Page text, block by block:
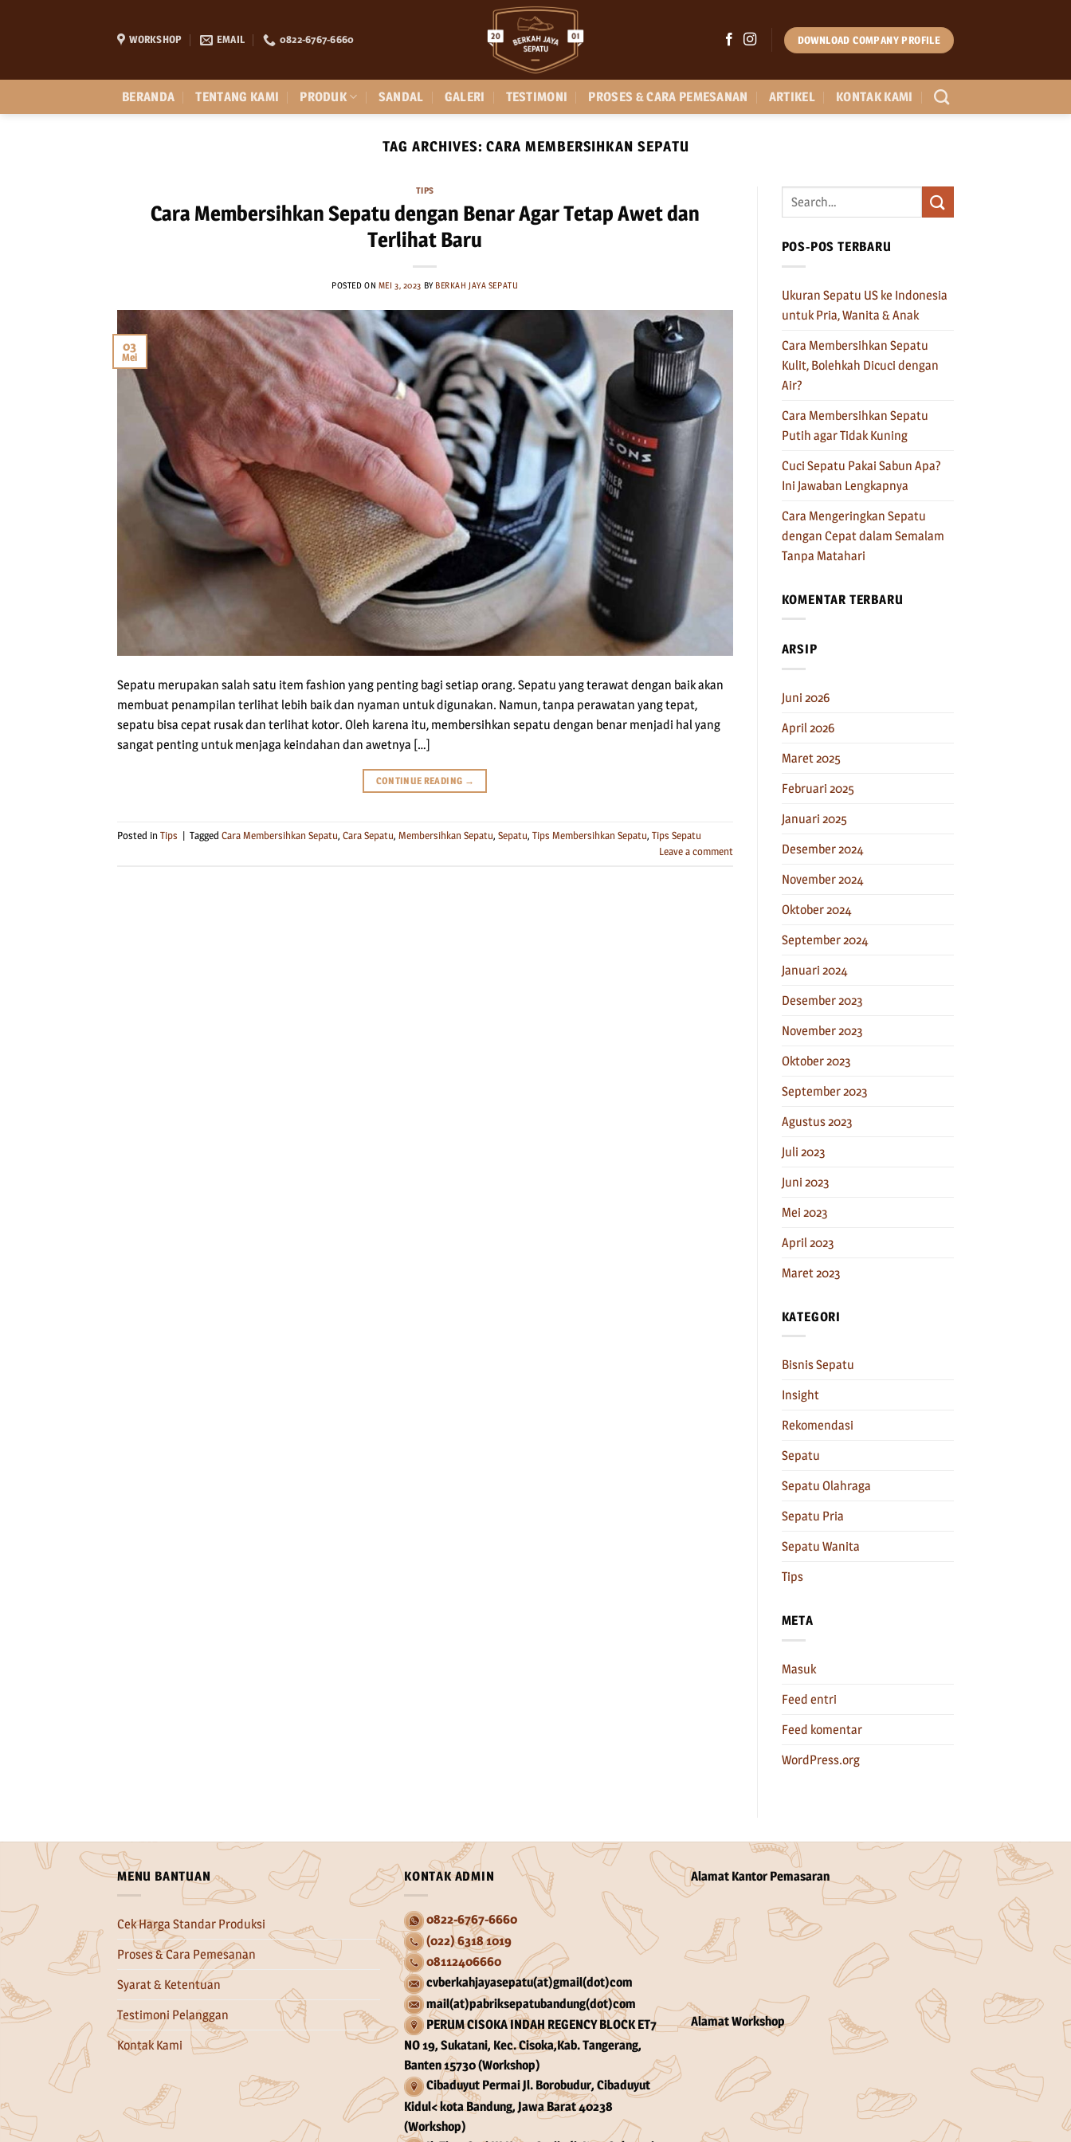
WORKSHOP EMAIL 0822-6767-6660 DOWNLOAD COMPANY PROFILE
BERANDA TENTANG KAMI PRODUK SANDAL GALERI TESTIMONI PROSES & CARA PEMESANAN ARTIKEL KONTAK KAMI
TAG ARCHIVES:CARA MEMBERSIHKAN SEPATU
TIPS
Cara Membersihkan Sepatu dengan Benar Agar Tetap Awet dan
Terlihat Baru
POSTED ON MEI 3, 2023 BY BERKAH JAYA SEPATU
03
Mei
Sepatu merupakan salah satu item fashion yang penting bagi setiap orang. Sepatu yang terawat dengan baik akan
membuat penampilan terlihat lebih baik dan nyaman untuk digunakan. Namun, tanpa perawatan yang tepat,
sepatu bisa cepat rusak dan terlihat kotor. Oleh karena itu, membersihkan sepatu dengan benar menjadi hal yang
sangat penting untuk menjaga keindahan dan awetnya […]
CONTINUE READING →
Posted in Tips | Tagged Cara Membersihkan Sepatu, Cara Sepatu, Membersihkan Sepatu, Sepatu, Tips Membersihkan Sepatu, Tips Sepatu
Leave a comment
POS-POS TERBARU
Ukuran Sepatu US ke Indonesia
untuk Pria, Wanita & Anak
Cara Membersihkan Sepatu
Kulit, Bolehkah Dicuci dengan
Air?
Cara Membersihkan Sepatu
Putih agar Tidak Kuning
Cuci Sepatu Pakai Sabun Apa?
Ini Jawaban Lengkapnya
Cara Mengeringkan Sepatu
dengan Cepat dalam Semalam
Tanpa Matahari
KOMENTAR TERBARU
ARSIP
Juni 2026
April 2026
Maret 2025
Februari 2025
Januari 2025
Desember 2024
November 2024
Oktober 2024
September 2024
Januari 2024
Desember 2023
November 2023
Oktober 2023
September 2023
Agustus 2023
Juli 2023
Juni 2023
Mei 2023
April 2023
Maret 2023
KATEGORI
Bisnis Sepatu
Insight
Rekomendasi
Sepatu
Sepatu Olahraga
Sepatu Pria
Sepatu Wanita
Tips
META
Masuk
Feed entri
Feed komentar
WordPress.org
MENU BANTUAN
Cek Harga Standar Produksi
Proses & Cara Pemesanan
Syarat & Ketentuan
Testimoni Pelanggan
Kontak Kami
KONTAK ADMIN
0822-6767-6660
(022) 6318 1019
08112406660
cvberkahjayasepatu(at)gmail(dot)com
mail(at)pabriksepatubandung(dot)com
PERUM CISOKA INDAH REGENCY BLOCK ET7
NO 19, Sukatani, Kec. Cisoka,Kab. Tangerang,
Banten 15730 (Workshop)
Cibaduyut Permai Jl. Borobudur, Cibaduyut
Kidul< kota Bandung, Jawa Barat 40238
(Workshop)
Alamat Kantor Pemasaran
Alamat Workshop